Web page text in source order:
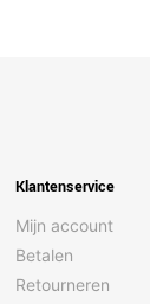
Klantenservice
Mijn account
Betalen
Retourneren